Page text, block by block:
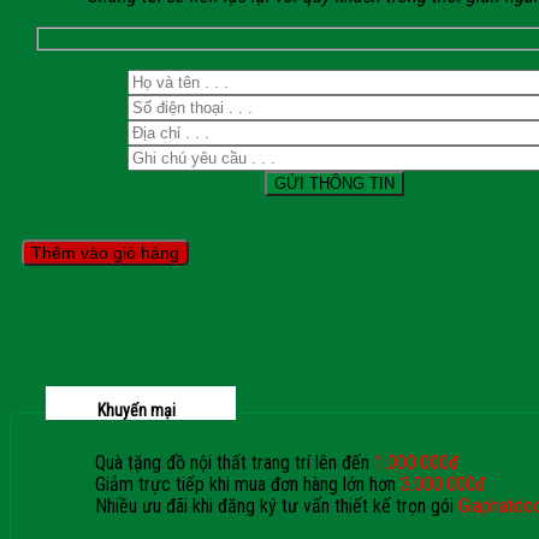
Thêm vào giỏ hàng
Khuyến mại
Quà tặng đồ nội thất trang trí lên đến 1.000.000đ
Giảm trực tiếp khi mua đơn hàng lớn hơn 3.000.000đ
Nhiều ưu đãi khi đăng ký tư vấn thiết kế trọn gói